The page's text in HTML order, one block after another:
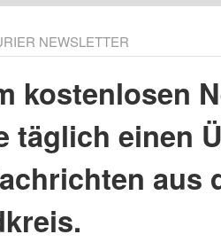
NEWSLETTER
kostenlosen
täglich einen
aus